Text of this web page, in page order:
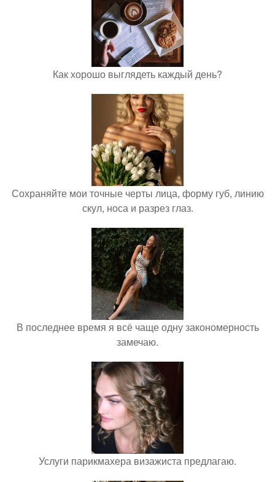
Как хорошо выглядеть каждый день?
Сохраняйте мои точные черты лица, форму губ, линию
скул, носа и разрез глаз.
В последнее время я всё чаще одну закономерность
замечаю.
Услуги парикмахера визажиста предлагаю.